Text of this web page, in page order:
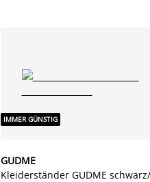
IMMER GÜNSTIG
GUDME
Kleiderständer GUDME